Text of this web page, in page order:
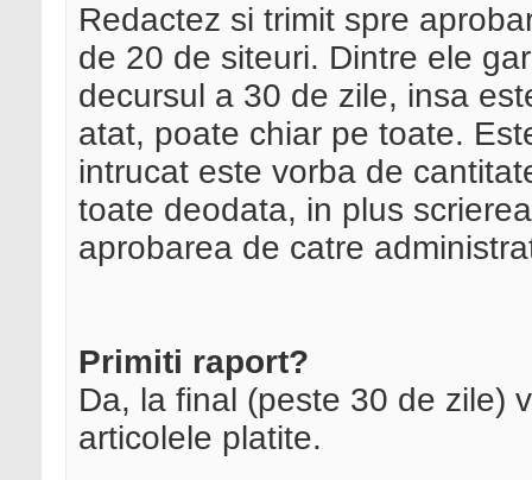
Redactez si trimit spre
de 20 de siteuri. Dintre ele
decursul a 30 de zile, insa
atat, poate chiar pe toate.
intrucat este vorba de
toate deodata, in plus
aprobarea de catre
Primiti raport?
Da, la final (peste 30 de zile)
articolele platite.